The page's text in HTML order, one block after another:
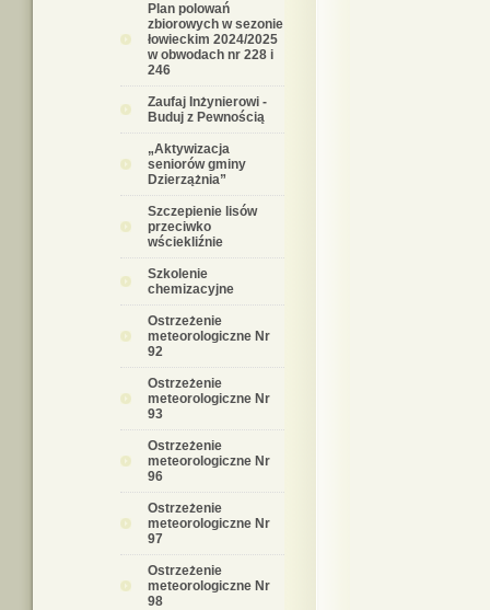
Plan polowań
zbiorowych w sezonie
łowieckim 2024/2025
w obwodach nr 228 i
246
Zaufaj Inżynierowi -
Buduj z Pewnością
„Aktywizacja
seniorów gminy
Dzierzążnia”
Szczepienie lisów
przeciwko
wściekliźnie
Szkolenie
chemizacyjne
Ostrzeżenie
meteorologiczne Nr
92
Ostrzeżenie
meteorologiczne Nr
93
Ostrzeżenie
meteorologiczne Nr
96
Ostrzeżenie
meteorologiczne Nr
97
Ostrzeżenie
meteorologiczne Nr
98